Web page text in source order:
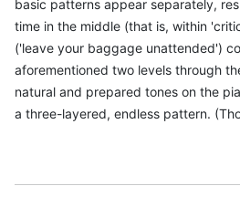
basic patterns appear separately,
time in the middle (that is, within
('leave your baggage unattended')
aforementioned two levels through
natural and prepared tones on the
a three-layered, endless pattern.